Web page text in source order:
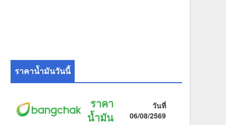
ราคาน้ำมันวันนี้